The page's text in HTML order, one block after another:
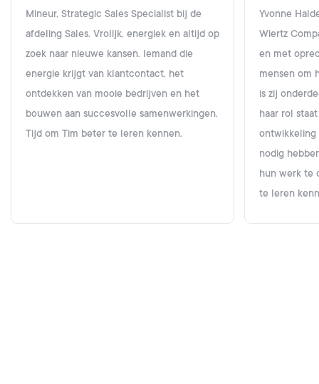
Mineur, Strategic Sales Specialist bij de
afdeling Sales. Vrolijk, energiek en altijd op
zoek naar nieuwe kansen. Iemand die
energie krijgt van klantcontact, het
ontdekken van mooie bedrijven en het
bouwen aan succesvolle samenwerkingen.
Tijd om Tim beter te leren kennen.
Yvonne
Wiertz
en met
mensen om
is zij
haar rol
ontwikkeling
nodig
hun werk te
te leren